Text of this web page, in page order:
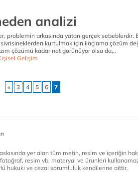
analizi
problemin arkasında yatan gerçek sebeblerdir.
kurtulmak için ilaçlama çözüm
çözümü kadar net görünüyor olsa da,..
Gelişim
« 3 4 5 6 7
yer alan tüm metin, resim ve içeriğin
resim vb. materyal ve ürünleri
hukuki ve cezai sorumluluk kendilerine aittir.